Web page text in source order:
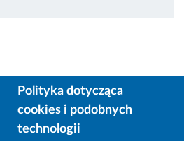
Polityka dotycząca
cookies i podobnych
technologii